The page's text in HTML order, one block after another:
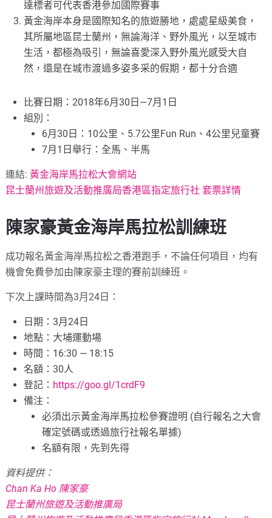
達標者可代表香港參加國際賽事
黃金海岸本身是國際知名的旅遊勝地，處處星級美食，
其所屬地區昆士蘭州，無論海洋、野外風光，以至城市
生活，都極為吸引，無論喜愛深入野外風光感受大自
然，還是在城市渡過多姿多采的假期，都十分合適
比賽日期：2018年6月30日—7月1日
組別：
6月30日：10公里、5.7公里Fun Run、4公里兒童賽
7月1日舉行：全馬、半馬
連結: 黃金海岸馬拉松大會網站
昆士蘭州旅遊及活動推廣局香港區指定旅行社 套票詳情
陳家豪黃金海岸馬拉松訓練班
成功報名黃金海岸馬拉松之香港跑手，不論任何項目，均有
機會免費參加由陳家豪主理的賽前訓練班。
下次上課時間為3月24日：
日期：3月24日
地點：大埔運動場
時間：16:30 — 18:15
名額：30人
登記： https://goo.gl/1crdF9
備注：
必須出示黃金海岸馬拉松參賽證明 (自行報名之大會
確定號碼或透過旅行社報名單據)
名額有限，先到先得
資料提供：
Chan Ka Ho 陳家豪
昆士蘭州旅遊及活動推廣局